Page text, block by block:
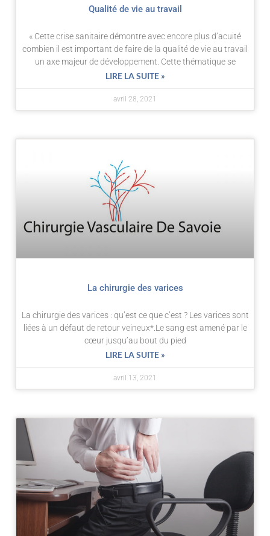
Qualité de vie au travail
« Cette crise sanitaire démontre avec encore plus d’acuité
combien il est important de faire de la qualité de vie au travail
un axe majeur de développement. Cette thématique se
LIRE LA SUITE »
avril 28, 2021
La chirurgie des varices
La chirurgie des varices : qu’est ce que c’est ? Les varices sont
liées à un défaut de retour veineux*.Le sang est amené par le
cœur jusqu’au bout du pied
LIRE LA SUITE »
avril 13, 2021